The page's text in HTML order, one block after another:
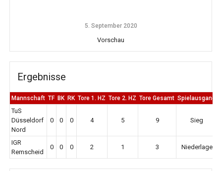
5. September 2020
Vorschau
Ergebnisse
Mannschaft TF BK RK Tore 1. HZ Tore 2. HZ Tore Gesamt Spielausgang
TuS
Düsseldorf
Nord
0 0 0 4 5 9 Sieg
IGR
Remscheid
0 0 0 2 1 3 Niederlage